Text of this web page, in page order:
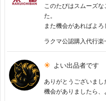
このたびはスムーズ
た。
また機会があればよろ
ラクマ公認購入代行楽
よい出品者です
ありがとうございま
機会がありましたら、